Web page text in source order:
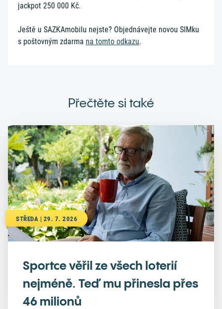
jackpot 250 000 Kč.
Ještě u SAZKAmobilu nejste? Objednávejte novou SIMku
s poštovným zdarma na tomto odkazu.
Přečtěte si také
STŘEDA | 29. 7. 2026
Sportce věřil ze všech loterií
nejméně. Teď mu přinesla přes
46 milionů